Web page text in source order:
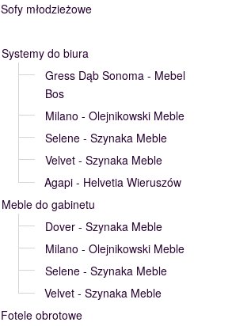
Sofy młodzieżowe
Systemy do biura
Gress Dąb Sonoma - Mebel
Bos
Milano - Olejnikowski Meble
Selene - Szynaka Meble
Velvet - Szynaka Meble
Agapi - Helvetia Wieruszów
Meble do gabinetu
Dover - Szynaka Meble
Milano - Olejnikowski Meble
Selene - Szynaka Meble
Velvet - Szynaka Meble
Fotele obrotowe